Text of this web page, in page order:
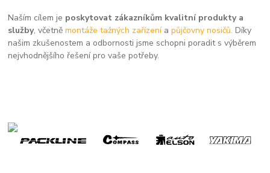
Naším cílem je poskytovat zákazníkům kvalitní produkty a
služby, včetněmontáže tažných zařízení apůjčovny nosičů. Díky
našim zkušenostem a odbornosti jsme schopni poradit s výběrem
nejvhodnějšího řešení pro vaše potřeby.